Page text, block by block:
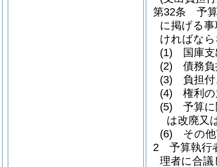
第32条
予
に掲げる
ければな
(1)
国庫
(2)
債務
(3)
負担
(4)
権利
(5)
予算
は改廃又
(6)
その
2
予算執行
理者に合